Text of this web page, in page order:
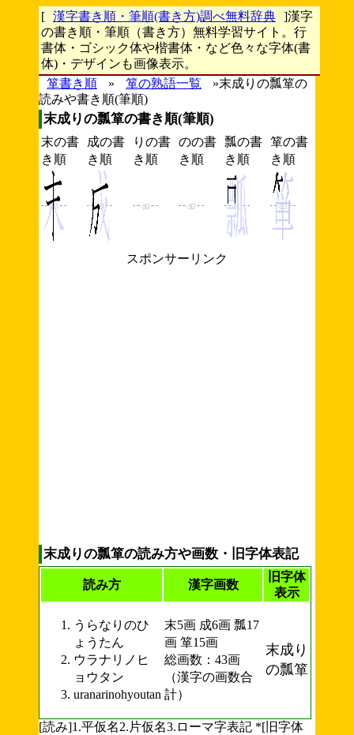
[ 漢字書き順・筆順(書き方)調べ無料辞典 ]漢字
の書き順・筆順（書き方）無料学習サイト。行
書体・ゴシック体や楷書体・など色々な字体(書
体)・デザインも画像表示。
箪書き順
» 箪の熟語一覧
»末成りの瓢箪の
読みや書き順(筆順)
末成りの瓢箪の書き順(筆順)
末の書
き順
成の書
き順
りの書
き順
のの書
き順
瓢の書
き順
箪の書
き順
スポンサーリンク
末成りの瓢箪の読み方や画数・旧字体表記
読み方 漢字画数
旧字体
表示
うらなりのひ
ょうたん
ウラナリノヒ
ョウタン
uranarinohyoutan
末5画 成6画 瓢17
画 箪15画
総画数：43画
（漢字の画数合
計）
末成り
の瓢箪
[読み]1.平仮名2.片仮名3.ローマ字表記 *[旧字体